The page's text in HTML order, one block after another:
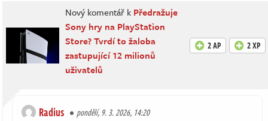
Nový komentář k Předražuje
Sony hry na PlayStation
Store? Tvrdí to žaloba
zastupující 12 milionů
uživatelů
2 AP 2 XP
Radius pondělí, 9. 3. 2026, 14:20